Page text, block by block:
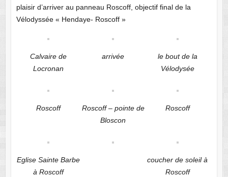
plaisir d’arriver au panneau Roscoff, objectif final de la
Vélodyssée « Hendaye- Roscoff »
Calvaire de
Locronan
arrivée
le bout de la
Vélodysée
Roscoff
Roscoff – pointe de
Bloscon
Roscoff
Eglise Sainte Barbe
à Roscoff
coucher de soleil à
Roscoff